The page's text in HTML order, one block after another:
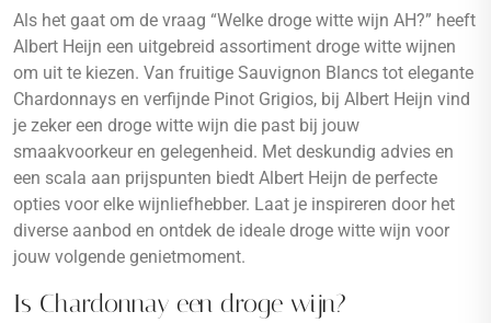
Als het gaat om de vraag “Welke droge witte wijn AH?” heeft
Albert Heijn een uitgebreid assortiment droge witte wijnen
om uit te kiezen. Van fruitige Sauvignon Blancs tot elegante
Chardonnays en verfijnde Pinot Grigios, bij Albert Heijn vind
je zeker een droge witte wijn die past bij jouw
smaakvoorkeur en gelegenheid. Met deskundig advies en
een scala aan prijspunten biedt Albert Heijn de perfecte
opties voor elke wijnliefhebber. Laat je inspireren door het
diverse aanbod en ontdek de ideale droge witte wijn voor
jouw volgende genietmoment.
Is Chardonnay een droge wijn?